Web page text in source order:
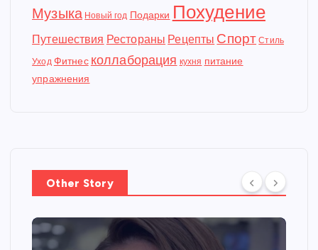
Музыка Новый год Подарки Похудение
Путешествия Рестораны Рецепты Спорт Стиль
Уход Фитнес коллаборация кухня питание
упражнения
Other Story